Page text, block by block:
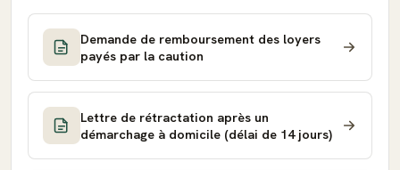
Demande de remboursement des loyers
payés par la caution
Lettre de rétractation après un
démarchage à domicile (délai de 14 jours)